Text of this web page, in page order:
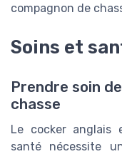
compagnon de
Soins et
Prendre soin
chasse
Le cocker anglais
santé nécessite